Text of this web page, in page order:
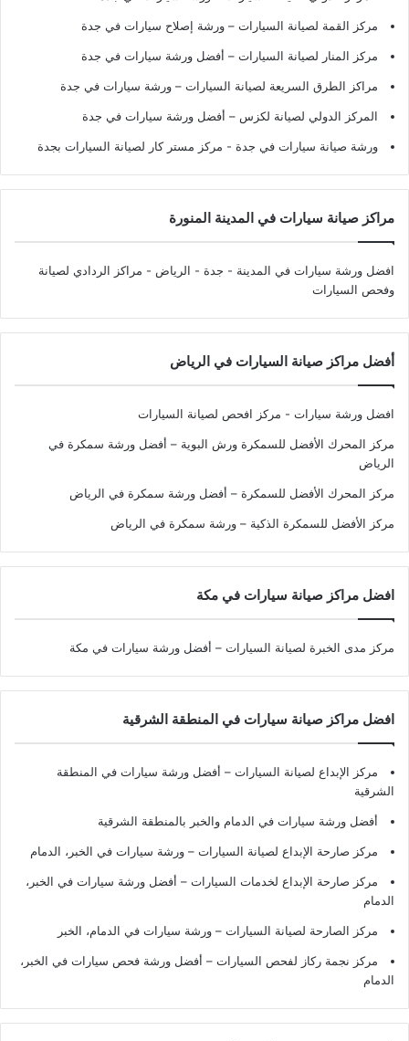
مركز القمة لصيانة السيارات – ورشة إصلاح سيارات في جدة
مركز المنار لصيانة السيارات – أفضل ورشة سيارات في جدة
مراكز الطرق السريعة لصيانة السيارات – ورشة سيارات في جدة
المركز الدولي لصيانة لكزس – أفضل ورشة سيارات في جدة
ورشة صيانة سيارات في جدة - مركز مستر كار لصيانة السيارات بجدة
مراكز صيانة سيارات في المدينة المنورة
افضل ورشة سيارات في المدينة - جدة - الرياض - مراكز الردادي لصيانة
وفحص السيارات
أفضل مراكز صيانة السيارات في الرياض
افضل ورشة سيارات - مركز افحص لصيانة السيارات
مركز المحرك الأفضل للسمكرة ورش البوية – أفضل ورشة سمكرة في
الرياض
مركز المحرك الأفضل للسمكرة – أفضل ورشة سمكرة في الرياض
مركز الأفضل للسمكرة الذكية – ورشة سمكرة في الرياض
افضل مراكز صيانة سيارات في مكة
مركز مدى الخبرة لصيانة السيارات – أفضل ورشة سيارات في مكة
افضل مراكز صيانة سيارات في المنطقة الشرقية
مركز الإبداع لصيانة السيارات – أفضل ورشة سيارات في المنطقة
الشرقية
أفضل ورشة سيارات في الدمام والخبر بالمنطقة الشرقية
مركز صارحة الإبداع لصيانة السيارات – ورشة سيارات في الخبر، الدمام
مركز صارحة الإبداع لخدمات السيارات – أفضل ورشة سيارات في الخبر،
الدمام
مركز الصارحة لصيانة السيارات – ورشة سيارات في الدمام، الخبر
مركز نجمة ركاز لفحص السيارات – أفضل ورشة فحص سيارات في الخبر،
الدمام